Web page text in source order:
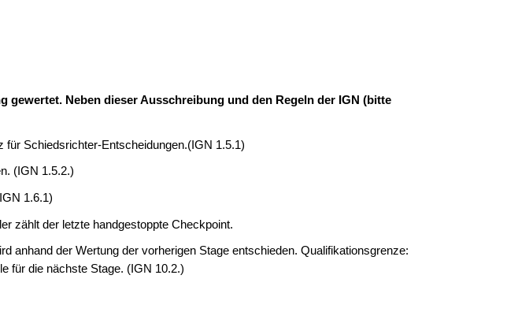
Neben dieser Ausschreibung und den Regeln der IGN (bitte
Schiedsrichter-Entscheidungen.(IGN 1.5.1)
(IGN 1.5.2.)
1.6.1)
zählt der letzte handgestoppte Checkpoint.
anhand der Wertung der vorherigen Stage entschieden. Qualifikationsgrenze:
für die nächste Stage. (IGN 10.2.)